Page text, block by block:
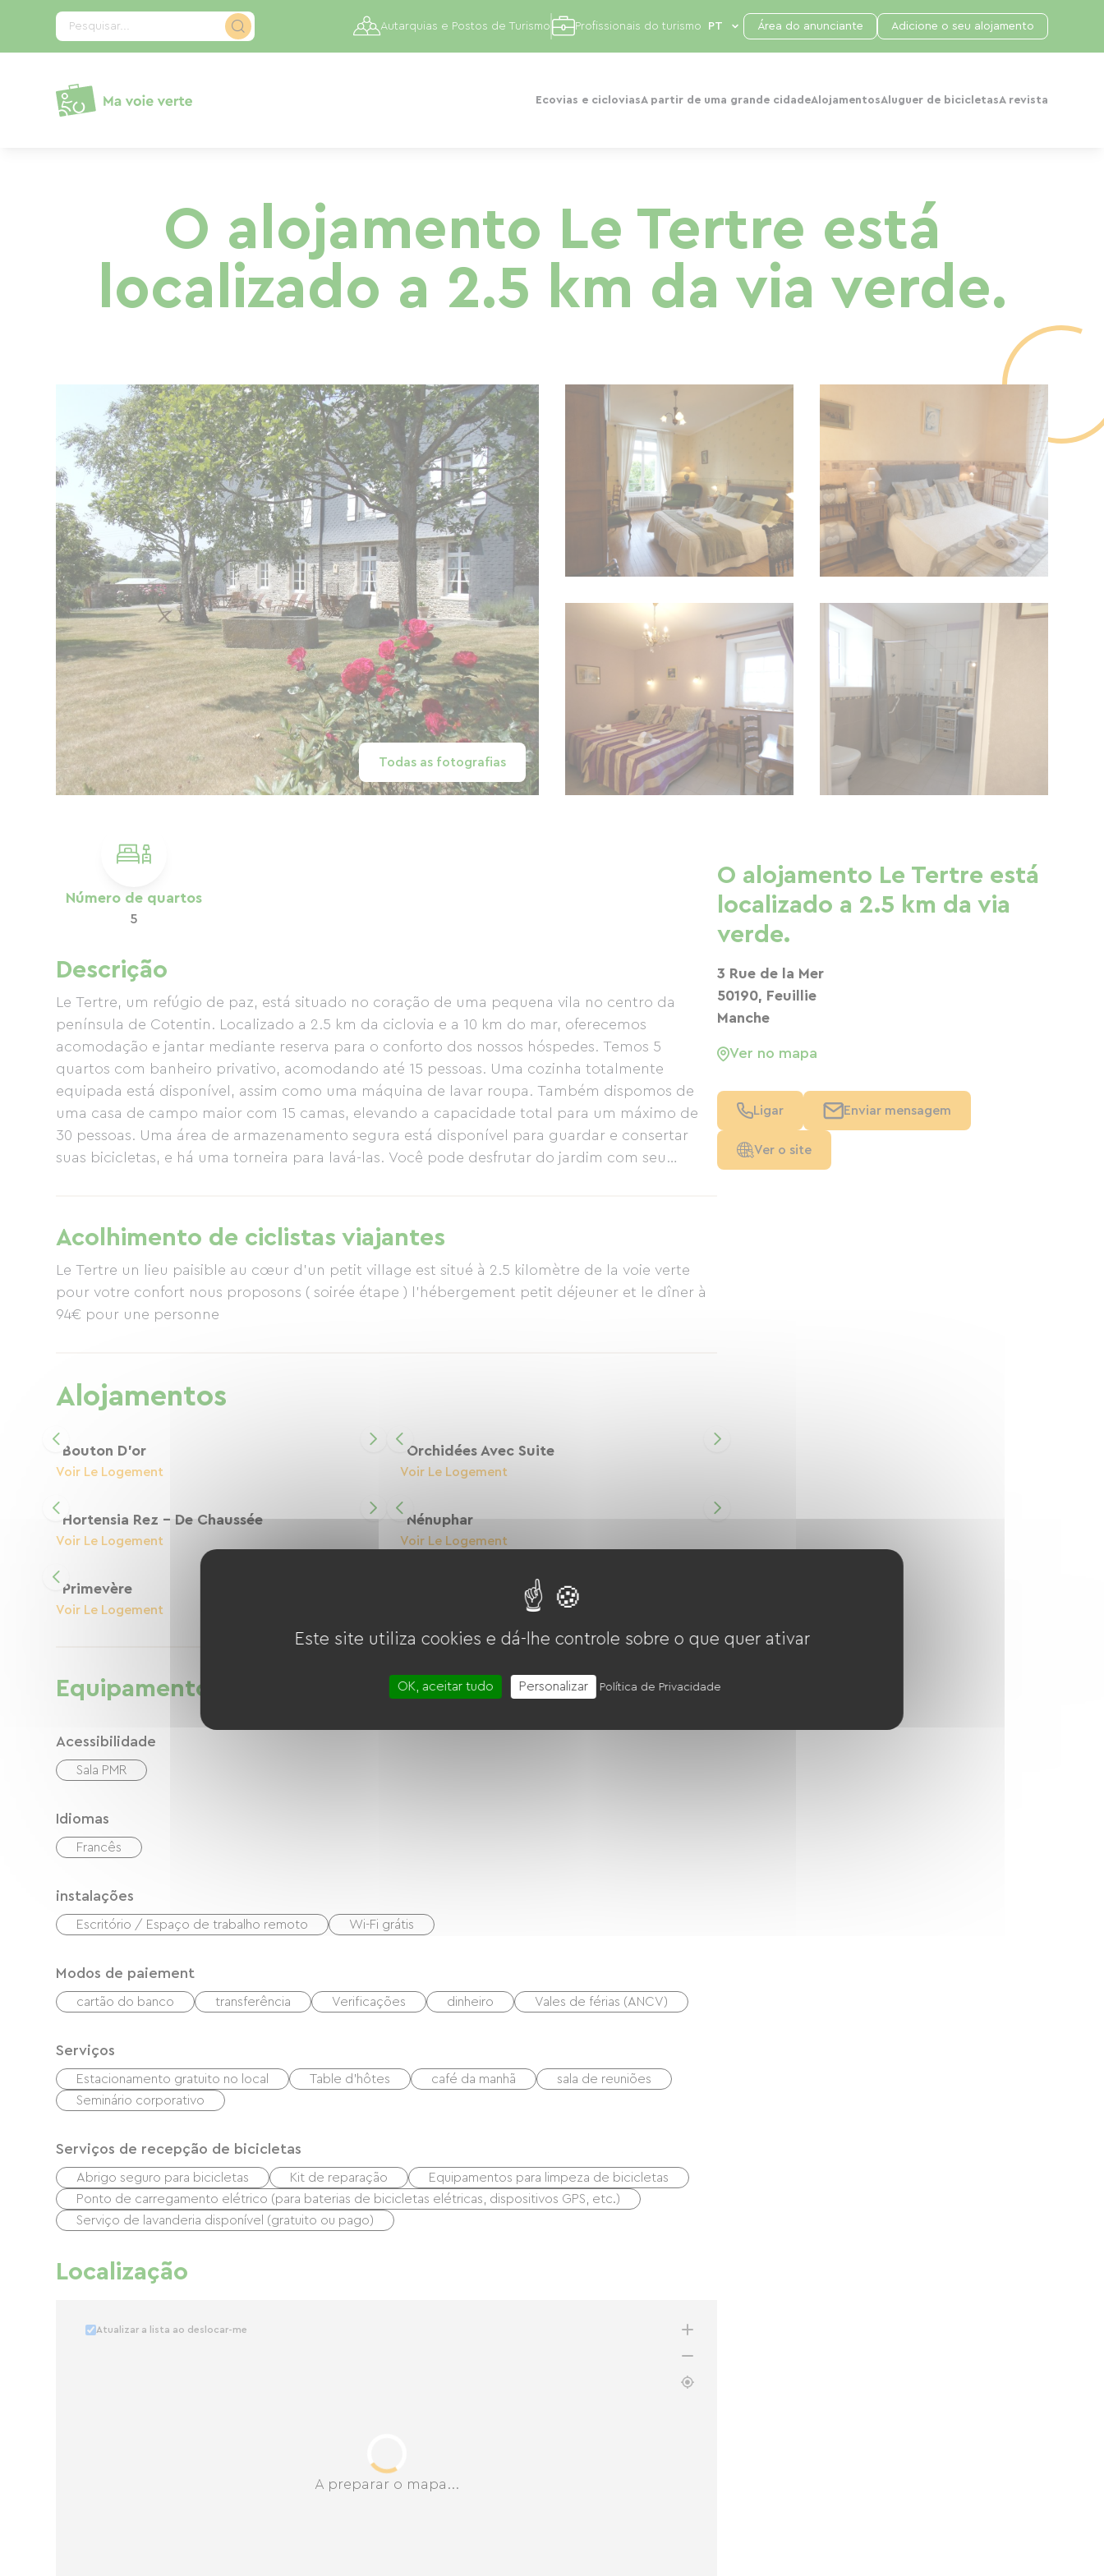
Pesquisar...
Ecovias e cicloviasA partir de uma grande cidadeAlojamentosAluguer de bicicletasA revista
Autarquias e Postos de Turismo Profissionais do turismo Área do anunciante Adicione o seu alojamento
O alojamento Le Tertre está
localizado a 2.5 km da via verde.
Todas as fotografias
Número de quartos
5
Descrição
Le Tertre, um refúgio de paz, está situado no coração de uma pequena vila no centro da
península de Cotentin. Localizado a 2.5 km da ciclovia e a 10 km do mar, oferecemos
acomodação e jantar mediante reserva para o conforto dos nossos hóspedes. Temos 5
quartos com banheiro privativo, acomodando até 15 pessoas. Uma cozinha totalmente
equipada está disponível, assim como uma máquina de lavar roupa. Também dispomos de
uma casa de campo maior com 15 camas, elevando a capacidade total para um máximo de
30 pessoas. Uma área de armazenamento segura está disponível para guardar e consertar
suas bicicletas, e há uma torneira para lavá-las. Você pode desfrutar do jardim com seu
As atrações próximas incluem o Château de Pirou, do século XII, a Abadia de Lessay e a
Catedral e Jardins de Coutances.
Acolhimento de ciclistas viajantes
Le Tertre un lieu paisible au cœur d'un petit village est situé à 2.5 kilomètre de la voie verte
pour votre confort nous proposons ( soirée étape ) l'hébergement petit déjeuner et le dîner à
94€ pour une personne
Alojamentos
Bouton D'or
Voir Le Logement
Orchidées Avec Suite
Voir Le Logement
Hortensia Rez - De Chaussée
Voir Le Logement
Nénuphar
Voir Le Logement
Primevère
Voir Le Logement
Equipamentos
Acessibilidade
Sala PMR
Idiomas
Francês
instalações
Escritório / Espaço de trabalho remoto Wi-Fi grátis
Modos de paiement
cartão do banco transferência Verificações dinheiro Vales de férias (ANCV)
Serviços
Estacionamento gratuito no local Table d'hôtes café da manhã
sala de reuniões
Seminário corporativo
Serviços de recepção de bicicletas
Abrigo seguro para bicicletas Kit de reparação
Equipamentos para limpeza de bicicletas
Ponto de carregamento elétrico (para baterias de bicicletas elétricas, dispositivos GPS, etc.)
Serviço de lavanderia disponível (gratuito ou pago)
Localização
A preparar o mapa...
Atualizar a lista ao deslocar-me
O alojamento Le Tertre está
localizado a 2.5 km da via
verde.
3 Rue de la Mer
50190, Feuillie
Manche
Ver no mapa
Ligar Enviar mensagem
Ver o site
Painel de Gerenciamento de Cookies
Este site utiliza cookies e dá-lhe controle sobre o que quer ativar
OK, aceitar tudo Personalizar Política de Privacidade